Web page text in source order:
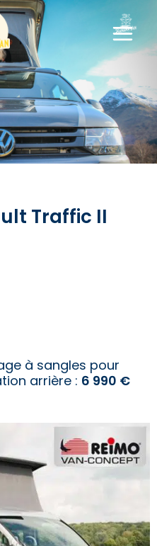
Traffic II
Traffic II
à sangles pour
arrière : 6 990 €